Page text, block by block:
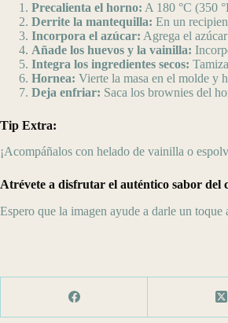
Precalienta el horno: A 180 °C (350
Derrite la mantequilla: En un
Incorpora el azúcar: Agrega el
Añade los huevos y la vainilla:
Integra los ingredientes secos:
Hornea: Vierte la masa en el molde y
Deja enfriar: Saca los brownies del
Tip Extra:
¡Acompáñalos con helado de vainilla o
Atrévete a disfrutar el auténtico sabor del
Espero que la imagen ayude a darle un